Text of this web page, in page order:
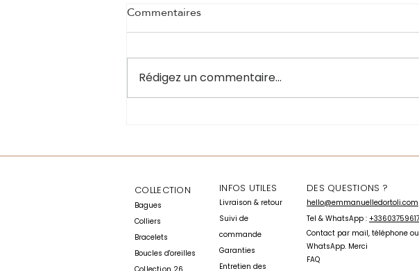
Commentaires
Rédigez un commentaire...
COLLECTION
Bagues
Colliers
Bracelets
Boucles d'oreilles
INFOS UTILES
​Livraison & retour
Suivi de
commande
Garanties
Entretien des
DES QUESTIONS ?
hello@emmanuelledortoli.com
Tel & WhatsApp : +33603759617
Contact par mail, téléphone ou
WhatsApp. Merci
​FAQ